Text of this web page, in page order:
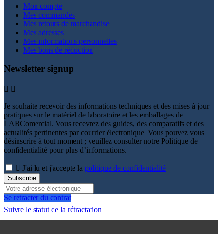
Mon compte
Mes commandes
Mes retours de marchandise
Mes adresses
Mes informations personnelles
Mes bons de réduction
Newsletter signup
 
Je souhaite recevoir des informations techniques et des mises à jour
pratiques sur le matériel de laboratoire et les emballages de
LABComercial. Vous recevrez des guides, des comparatifs et des
actualités pertinentes par courrier électronique. Vous pouvez vous
désinscrire à tout moment ; veuillez consulter notre Politique de
confidentialité pour plus d’informations.
 J'ai lu et j'accepte la politique de confidentialité
Subscribe
Se rétracter du contrat
Suivre le statut de la rétractation